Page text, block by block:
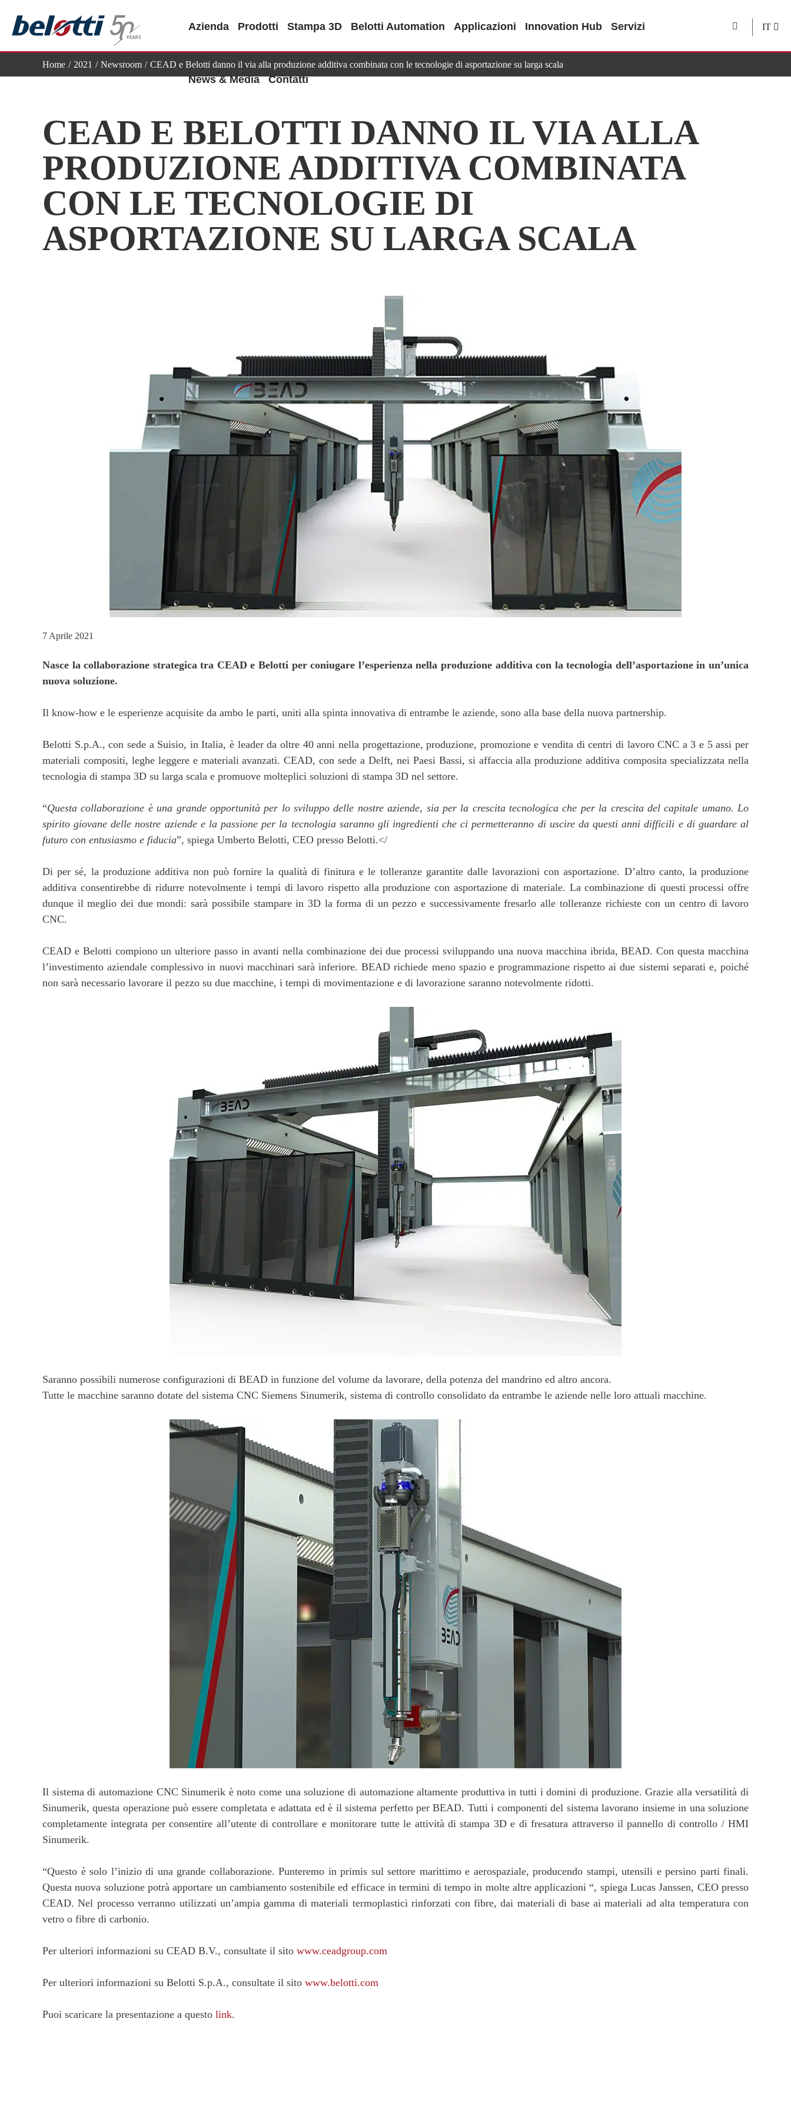
content
Azienda Prodotti Stampa 3D Belotti Automation Applicazioni Innovation Hub Servizi
News & Media Contatti
IT
Home 2021 Newsroom CEAD e Belotti danno il via alla produzione additiva combinata con le tecnologie di asportazione su larga scala
CEAD E BELOTTI DANNO IL VIA ALLA
PRODUZIONE ADDITIVA COMBINATA
CON LE TECNOLOGIE DI
ASPORTAZIONE SU LARGA SCALA
7 Aprile 2021
Nasce la collaborazione strategica tra CEAD e Belotti per coniugare l’esperienza nella produzione additiva con la tecnologia dell’asportazione in un’unica
nuova soluzione.
Il know-how e le esperienze acquisite da ambo le parti, uniti alla spinta innovativa di entrambe le aziende, sono alla base della nuova partnership.
Belotti S.p.A., con sede a Suisio, in Italia, è leader da oltre 40 anni nella progettazione, produzione, promozione e vendita di centri di lavoro CNC a 3 e 5 assi per
materiali compositi, leghe leggere e materiali avanzati. CEAD, con sede a Delft, nei Paesi Bassi, si affaccia alla produzione additiva composita specializzata nella
tecnologia di stampa 3D su larga scala e promuove molteplici soluzioni di stampa 3D nel settore.
“Questa collaborazione è una grande opportunità per lo sviluppo delle nostre aziende, sia per la crescita tecnologica che per la crescita del capitale umano. Lo
spirito giovane delle nostre aziende e la passione per la tecnologia saranno gli ingredienti che ci permetteranno di uscire da questi anni difficili e di guardare al
futuro con entusiasmo e fiducia”, spiega Umberto Belotti, CEO presso Belotti.</
Di per sé, la produzione additiva non può fornire la qualità di finitura e le tolleranze garantite dalle lavorazioni con asportazione. D’altro canto, la produzione
additiva consentirebbe di ridurre notevolmente i tempi di lavoro rispetto alla produzione con asportazione di materiale. La combinazione di questi processi offre
dunque il meglio dei due mondi: sarà possibile stampare in 3D la forma di un pezzo e successivamente fresarlo alle tolleranze richieste con un centro di lavoro
CNC.
CEAD e Belotti compiono un ulteriore passo in avanti nella combinazione dei due processi sviluppando una nuova macchina ibrida, BEAD. Con questa macchina
l’investimento aziendale complessivo in nuovi macchinari sarà inferiore. BEAD richiede meno spazio e programmazione rispetto ai due sistemi separati e, poiché
non sarà necessario lavorare il pezzo su due macchine, i tempi di movimentazione e di lavorazione saranno notevolmente ridotti.
Saranno possibili numerose configurazioni di BEAD in funzione del volume da lavorare, della potenza del mandrino ed altro ancora.
Tutte le macchine saranno dotate del sistema CNC Siemens Sinumerik, sistema di controllo consolidato da entrambe le aziende nelle loro attuali macchine.
Il sistema di automazione CNC Sinumerik è noto come una soluzione di automazione altamente produttiva in tutti i domini di produzione. Grazie alla versatilità di
Sinumerik, questa operazione può essere completata e adattata ed è il sistema perfetto per BEAD. Tutti i componenti del sistema lavorano insieme in una soluzione
completamente integrata per consentire all’utente di controllare e monitorare tutte le attività di stampa 3D e di fresatura attraverso il pannello di controllo / HMI
Sinumerik.
“Questo è solo l’inizio di una grande collaborazione. Punteremo in primis sul settore marittimo e aerospaziale, producendo stampi, utensili e persino parti finali.
Questa nuova soluzione potrà apportare un cambiamento sostenibile ed efficace in termini di tempo in molte altre applicazioni “, spiega Lucas Janssen, CEO presso
CEAD. Nel processo verranno utilizzati un’ampia gamma di materiali termoplastici rinforzati con fibre, dai materiali di base ai materiali ad alta temperatura con
vetro o fibre di carbonio.
Per ulteriori informazioni su CEAD B.V., consultate il sito www.ceadgroup.com
Per ulteriori informazioni su Belotti S.p.A., consultate il sito www.belotti.com
Puoi scaricare la presentazione a questo link.